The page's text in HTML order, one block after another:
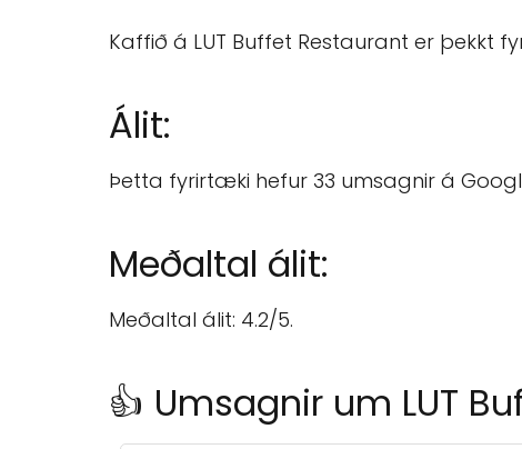
Kaffið á LUT Buffet Restaurant er þekkt
Álit:
Þetta fyrirtæki hefur 33 umsagnir á
Meðaltal álit:
Meðaltal álit: 4.2/5.
👍 Umsagnir um LUT